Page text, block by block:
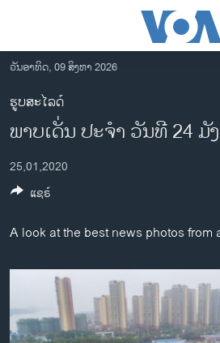
ເຂົ້າ
ຫາ
ຂ້າມ
ຂ້າມ
ໄປ
ຫາ
ຄົ້ນ
ລາວ
ອາເມຣິກາ
ການເລືອກຕັ້ງ ປະທານາທີບໍດີ ສະຫະລັດ
ຂ່າວ​ຈີນ
ໂລກ
ອິດສະຫຼະພາບດ້ານການຂ່າວ
ຊີວິດຊາວລາວ
ວັນອາທິດ, 09 ສິງຫາ 2026
ຮູບສະໄລດ໌
ພາບ​ເດັ່ນ ປະ​ຈຳ ວັນ​ທີ 24 ມັ
25,01,2020
A look at the best news photos from
ແຊຣ໌